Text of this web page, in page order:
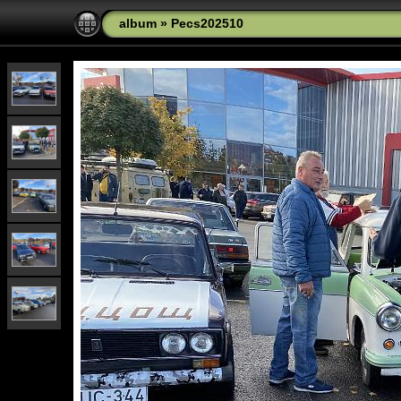
album » Pecs202510